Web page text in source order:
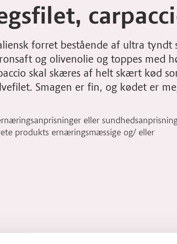
forret bestående af ultra tyndt
og olivenolie og toppes med
skal skæres af helt skært kød
Smagen er fin, og kødet er
eller
produkts ernæringsmæssige og/ eller